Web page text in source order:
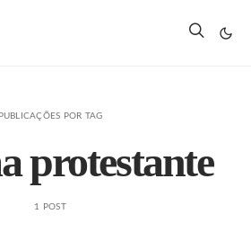
PUBLICAÇÕES POR TAG
protestante
1 POST